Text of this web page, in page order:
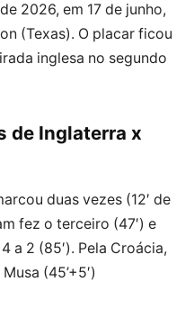
2026, em 17 de junho,
(Texas). O placar ficou
inglesa no segundo
de Inglaterra x
duas vezes (12′ de
fez o terceiro (47′) e
a 2 (85′). Pela Croácia,
(45’+5′)